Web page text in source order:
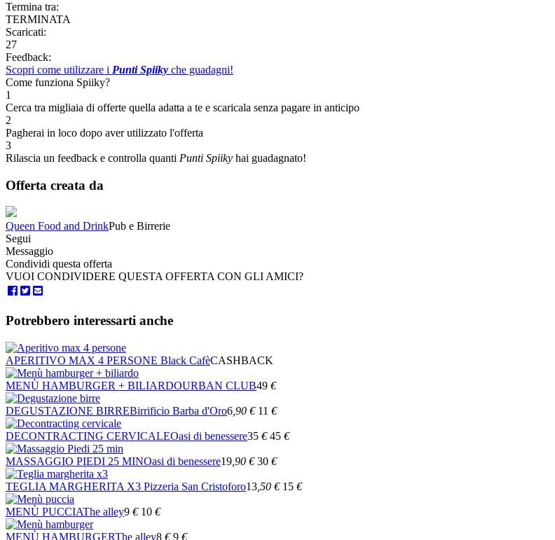
Termina tra:
TERMINATA
Scaricati:
27
Feedback:
Scopri come utilizzare i Punti Spiiky che guadagni!
Come funziona Spiiky?
1
Cerca tra migliaia di offerte quella adatta a te e scaricala senza pagare in anticipo
2
Pagherai in loco dopo aver utilizzato l'offerta
3
Rilascia un feedback e controlla quanti Punti Spiiky hai guadagnato!
Offerta creata da
Queen Food and DrinkPub e Birrerie
Segui
Messaggio
Condividi questa offerta
VUOI CONDIVIDERE QUESTA OFFERTA CON GLI AMICI?
Potrebbero interessarti anche
APERITIVO MAX 4 PERSONE Black CafèCASHBACK
MENÙ HAMBURGER + BILIARDOURBAN CLUB49 €
DEGUSTAZIONE BIRREBirrificio Barba d'Oro6 ,90 € 11 €
DECONTRACTING CERVICALEOasi di benessere35 € 45 €
MASSAGGIO PIEDI 25 MINOasi di benessere19 ,90 € 30 €
TEGLIA MARGHERITA X3 Pizzeria San Cristoforo13 ,50 € 15 €
MENÙ PUCCIAThe alley9 € 10 €
MENÙ HAMBURGERThe alley8 € 9 €